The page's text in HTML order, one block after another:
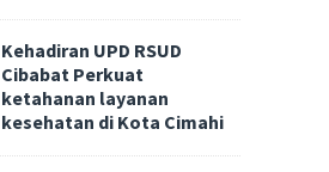
Kehadiran UPD RSUD
Cibabat Perkuat
ketahanan layanan
kesehatan di Kota Cimahi